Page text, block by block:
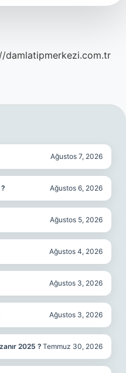
damlatipmerkezi.com.tr
Ağustos 7, 2026
Ağustos 6, 2026
Ağustos 5, 2026
Ağustos 4, 2026
Ağustos 3, 2026
Ağustos 3, 2026
2025 ? Temmuz 30, 2026